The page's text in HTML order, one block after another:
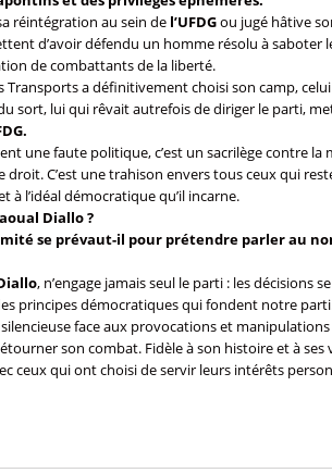
réintégration au sein de l’UFDGou jugé hâtive
d’avoir défendu un homme résolu à saboter
de combattants de la liberté.
a définitivement choisi son camp,
sort, lui qui rêvait autrefois de diriger le parti,
une faute politique, c’est un sacrilège contre
C’est une trahison envers tous ceux qui
à l’idéal démocratique qu’il incarne.
Diallo ?
se prévaut-il pour prétendre parler au
, n’engage jamais seul le parti : les décisions
principes démocratiques qui fondent notre
face aux provocations et
son combat. Fidèle à son histoire et à ses
ceux qui ont choisi de servir leurs intérêts